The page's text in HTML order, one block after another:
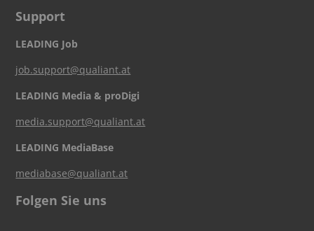
Support
LEADING Job
job.support@qualiant.at
LEADING Media & proDigi
media.support@qualiant.at
LEADING MediaBase
mediabase@qualiant.at
Folgen Sie uns